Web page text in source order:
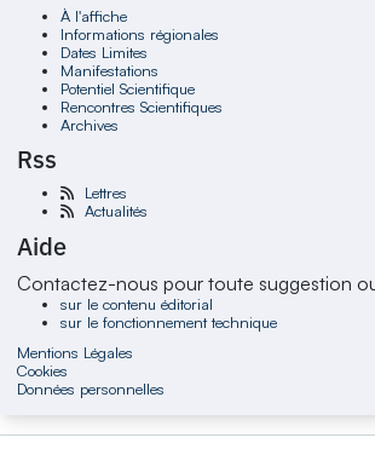
À l'affiche
Informations régionales
Dates Limites
Manifestations
Potentiel Scientifique
Rencontres Scientifiques
Archives
Rss
Lettres
Actualités
Aide
Contactez-nous pour toute suggestion
sur le contenu éditorial
sur le fonctionnement technique
Mentions Légales
Cookies
Données personnelles